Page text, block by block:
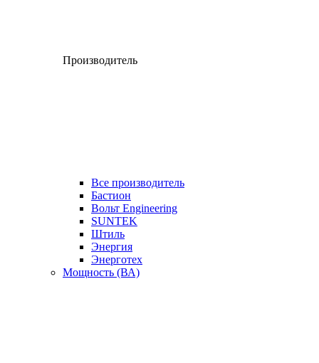
Производитель
Все производитель
Бастион
Вольт Engineering
SUNTEK
Штиль
Энергия
Энерготех
Мощность (ВА)